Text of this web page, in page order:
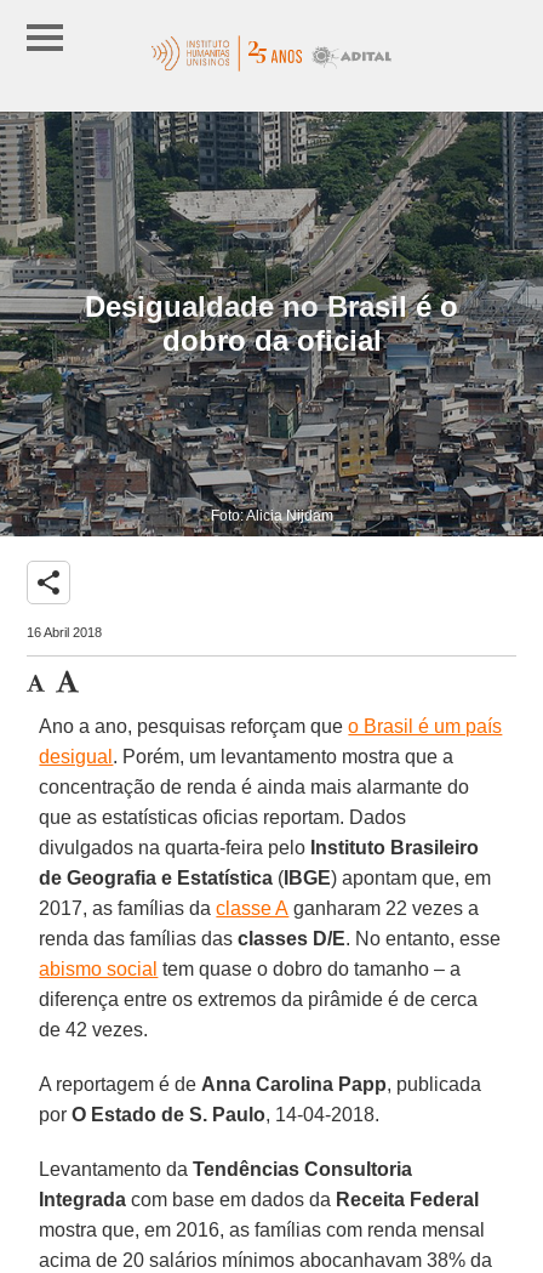
Desigualdade no Brasil é o
dobro da oficial
Foto: Alicia Nijdam
share
16 Abril 2018
Ano a ano, pesquisas reforçam queo Brasil é um país
desigual . Porém, um levantamento mostra que a
concentração de renda é ainda mais alarmante do
que as estatísticas oficias reportam. Dados
divulgados na quarta-feira pelo Instituto Brasileiro
de Geografia e Estatística ( IBGE) apontam que, em
2017, as famílias daclasse A ganharam 22 vezes a
renda das famílias dasclasses D/E. No entanto, esse
abismo social tem quase o dobro do tamanho – a
diferença entre os extremos da pirâmide é de cerca
de 42 vezes.
A reportagem é de Anna Carolina Papp, publicada
porO Estado de S. Paulo, 14-04-2018.
Levantamento daTendências Consultoria
Integrada com base em dados da Receita Federal
mostra que, em 2016, as famílias com renda mensal
acima de 20 salários mínimos abocanhavam 38% da